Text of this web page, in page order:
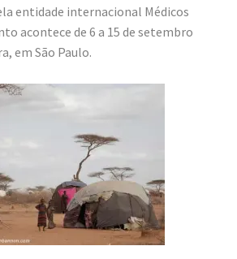
entidade internacional Médicos
acontece de 6 a 15 de setembro
em São Paulo.